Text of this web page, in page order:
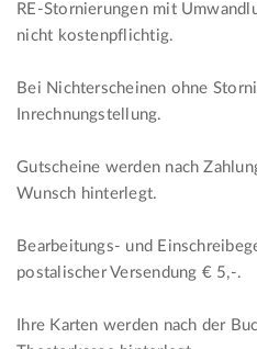
RE-Stornierungen mit
nicht kostenpflichtig.
Bei Nichterscheinen ohne
Inrechnungstellung.
Gutscheine werden nach
Wunsch hinterlegt.
Bearbeitungs- und
postalischer Versendung € 5,-.
Ihre Karten werden nach der